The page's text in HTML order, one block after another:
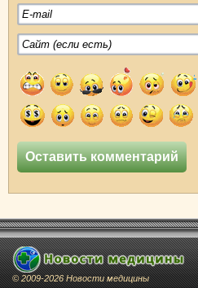
© 2009-2026 Новости медицины